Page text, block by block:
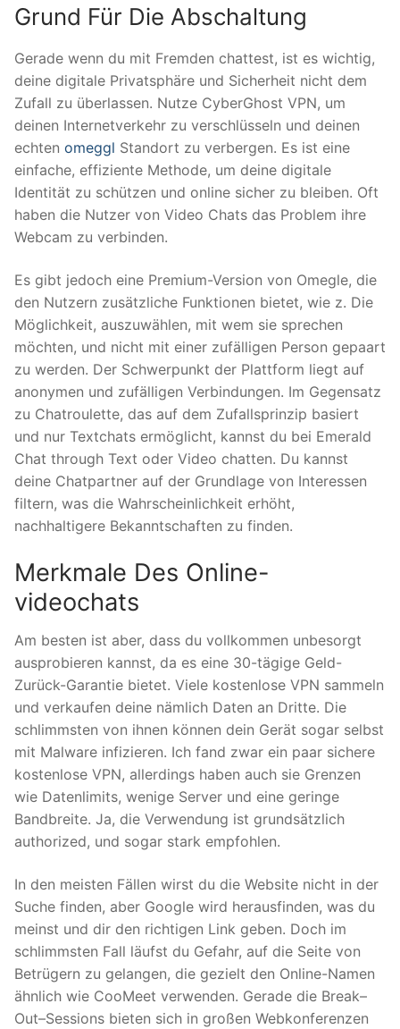
Grund Für Die Abschaltung
Gerade wenn du mit Fremden chattest, ist es wichtig,
deine digitale Privatsphäre und Sicherheit nicht dem
Zufall zu überlassen. Nutze CyberGhost VPN, um
deinen Internetverkehr zu verschlüsseln und deinen
echten omeggl Standort zu verbergen. Es ist eine
einfache, effiziente Methode, um deine digitale
Identität zu schützen und online sicher zu bleiben. Oft
haben die Nutzer von Video Chats das Problem ihre
Webcam zu verbinden.
Es gibt jedoch eine Premium-Version von Omegle, die
den Nutzern zusätzliche Funktionen bietet, wie z. Die
Möglichkeit, auszuwählen, mit wem sie sprechen
möchten, und nicht mit einer zufälligen Person gepaart
zu werden. Der Schwerpunkt der Plattform liegt auf
anonymen und zufälligen Verbindungen. Im Gegensatz
zu Chatroulette, das auf dem Zufallsprinzip basiert
und nur Textchats ermöglicht, kannst du bei Emerald
Chat through Text oder Video chatten. Du kannst
deine Chatpartner auf der Grundlage von Interessen
filtern, was die Wahrscheinlichkeit erhöht,
nachhaltigere Bekanntschaften zu finden.
Merkmale Des Online-
videochats
Am besten ist aber, dass du vollkommen unbesorgt
ausprobieren kannst, da es eine 30-tägige Geld-
Zurück-Garantie bietet. Viele kostenlose VPN sammeln
und verkaufen deine nämlich Daten an Dritte. Die
schlimmsten von ihnen können dein Gerät sogar selbst
mit Malware infizieren. Ich fand zwar ein paar sichere
kostenlose VPN, allerdings haben auch sie Grenzen
wie Datenlimits, wenige Server und eine geringe
Bandbreite. Ja, die Verwendung ist grundsätzlich
authorized, und sogar stark empfohlen.
In den meisten Fällen wirst du die Website nicht in der
Suche finden, aber Google wird herausfinden, was du
meinst und dir den richtigen Link geben. Doch im
schlimmsten Fall läufst du Gefahr, auf die Seite von
Betrügern zu gelangen, die gezielt den Online-Namen
ähnlich wie CooMeet verwenden. Gerade die Break–
Out–Sessions bieten sich in großen Webkonferenzen